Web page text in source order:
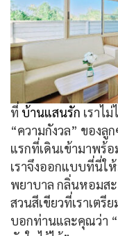
ที่ บ้านแสนรัก เราไ
“ความกังวล” ของลู
แรกที่เดินเข้ามาพ
เราจึงออกแบบที่นี่ใ
พยาบาล กลิ่นหอมส
สวนสีเขียวที่เราเตรี
บอกท่านและคุณว่า